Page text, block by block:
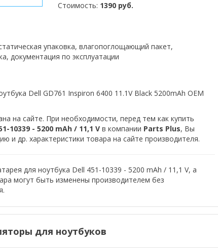
Стоимость: 1390 руб.
упаковка, влагопоглощающий пакет,
документация по эксплуатации
Dell GD761 Inspiron 6400 11.1V Black 5200mAh OEM
на сайте. При необходимости, перед тем как купить
10339 - 5200 mAh / 11,1 V в компании Parts Plus, Вы
и др. характеристики товара на сайте производителя.
для ноутбука Dell 451-10339 - 5200 mAh / 11,1 V, а
могут быть изменены производителем без
для ноутбуков